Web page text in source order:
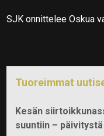
SJK onnittelee Oskua
Tuoreimmat
Kesän
suuntiin –